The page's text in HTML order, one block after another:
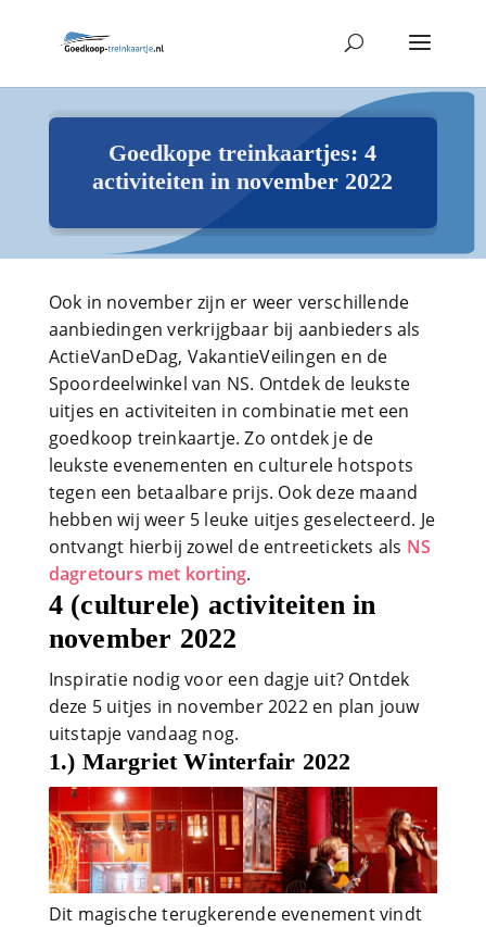
Goedkope treinkaartjes: 4
activiteiten in november 2022
Ook in november zijn er weer verschillende
aanbiedingen verkrijgbaar bij aanbieders als
ActieVanDeDag, VakantieVeilingen en de
Spoordeelwinkel van NS. Ontdek de leukste
uitjes en activiteiten in combinatie met een
goedkoop treinkaartje. Zo ontdek je de
leukste evenementen en culturele hotspots
tegen een betaalbare prijs. Ook deze maand
hebben wij weer 5 leuke uitjes geselecteerd. Je
ontvangt hierbij zowel de entreetickets als NS
dagretours met korting.
4 (culturele) activiteiten in
november 2022
Inspiratie nodig voor een dagje uit? Ontdek
deze 5 uitjes in november 2022 en plan jouw
uitstapje vandaag nog.
1.) Margriet Winterfair 2022
Dit magische terugkerende evenement vindt